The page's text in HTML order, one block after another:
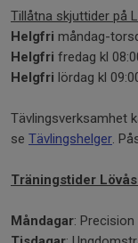
Tillåtna skjuttider på
Helgfri måndag-
Helgfri fredag kl
Helgfri lördag kl
Tävlingsverksamhet
se Tävlingshelger.
Träningstider
Måndagar: